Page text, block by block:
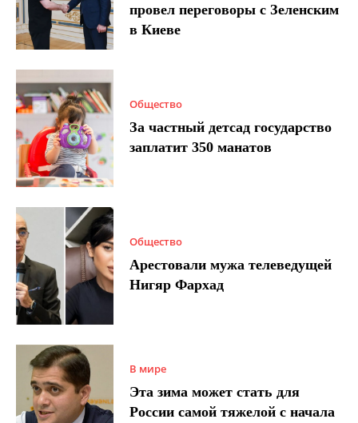
провел переговоры с Зеленским
в Киеве
Общество
За частный детсад государство
заплатит 350 манатов
Общество
Арестовали мужа телеведущей
Нигяр Фархад
В мире
Эта зима может стать для
России самой тяжелой с начала